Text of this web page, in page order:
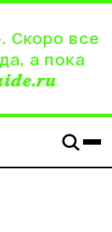
Скоро все
а пока